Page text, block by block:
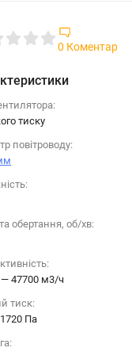
0 Коментар
тиску
повітроводу:
обертання, об/хв:
— 47700 м3/ч
тиск:
Па